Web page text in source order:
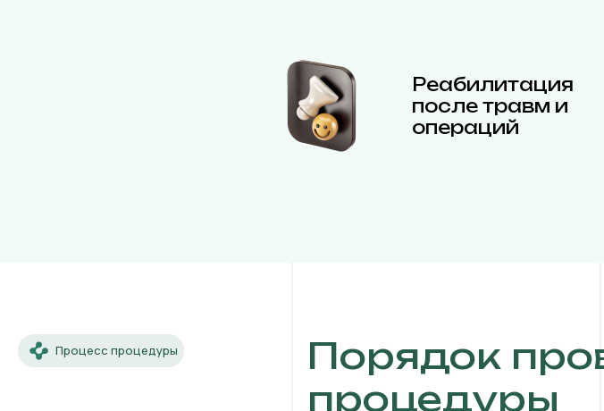
Реабилитация
после травм и
операций
Процесс процедуры
Порядок
процедуры